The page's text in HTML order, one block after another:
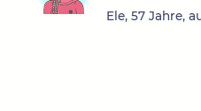
Ele, 57 Jahre,